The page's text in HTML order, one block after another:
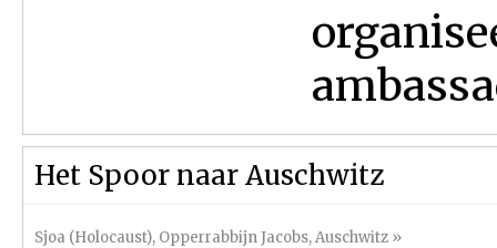
Het Spoor naar Auschwitz
Sjoa (Holocaust), Opperrabbijn Jacobs,Auschwitz »